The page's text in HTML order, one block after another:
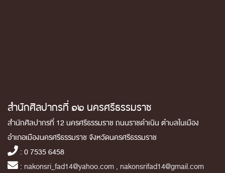
สำนักศิลปากรที่ ๑๒ นครศรีธรรมราช
สำนักศิลปากรที่ 12 นครศรีธรรมราช ถนนราชดำเนิน ตำบลในเมือง
อำเภอเมืองนครศรีธรรมราช จังหวัดนครศรีธรรมราช
: 0 7535 6458
: nakonsri_fad14@yahoo.com , nakonsrifad14@gmail.com